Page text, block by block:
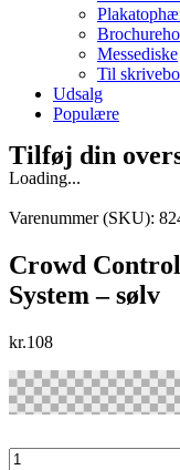
Messediske
Til
Udsalg
Populære
Tilføj din
Loading...
Varenummer (SKU):
Crowd
System – sølv
kr.108
Crowd